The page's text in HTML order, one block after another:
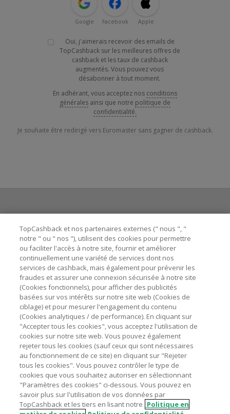
Google Facebook Apple
Oui, j'aimerais recevoir des emails de
TopCashback sur les meilleures offres de
cashback et les taux de cashback
augmentés. Vous pouvez vous
désabonner à tout moment.
En adhérant, vous acceptez nos conditions
générales ainsi que notre politique de
confidentialité.
Je souhaite être redirigé vers Euromaster sans gagner de cashback.
Besoin d'aide ?
Astuces pour économiser
A propos de
Contactez-nous
Mentions légales
Nos sites UK US CN JP DE AU
TopCashback et nos partenaires externes (" nous ", "
notre " ou " nos "), utilisent des cookies pour permettre
ou faciliter l'accès à notre site, fournir et améliorer
continuellement une variété de services dont nos
services de cashback, mais également pour prévenir les
fraudes et assurer une connexion sécurisée à notre site
(Cookies fonctionnels), pour afficher des publicités
basées sur vos intérêts sur notre site web (Cookies de
ciblage) et pour mesurer l'engagement du contenu
(Cookies analytiques / de performance). En cliquant sur
"Accepter tous les cookies", vous acceptez l'utilisation de
cookies sur notre site web. Vous pouvez également
rejeter tous les cookies (sauf ceux qui sont nécessaires
au fonctionnement de ce site) en cliquant sur "Rejeter
tous les cookies". Vous pouvez contrôler le type de
cookies que vous souhaitez autoriser en sélectionnant
"Paramètres des cookies" ci-dessous. Vous pouvez en
savoir plus sur l'utilisation de vos données par
TopCashback et les tiers en lisant notre Politique en